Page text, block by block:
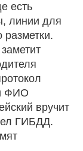
есть
линии для
разметки.
ФИО
вручит
ГИБДД.